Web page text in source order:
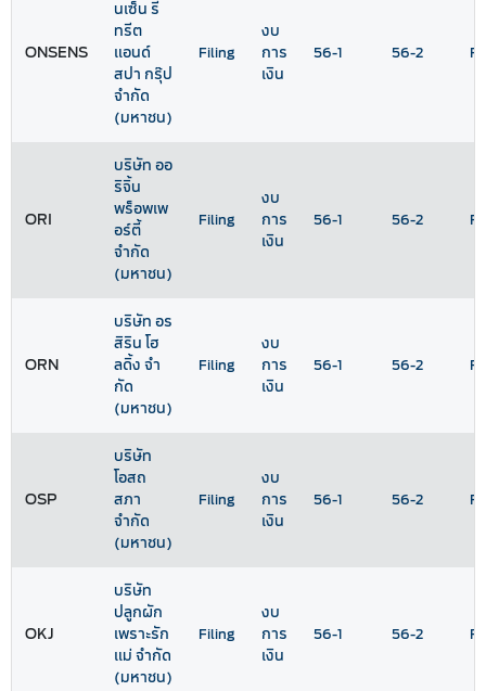
ONSENS
นเซ็น รี
ทรีต
แอนด์
สปา กรุ๊ป
จำกัด
(มหาชน)
Filing
งบ
การ
เงิน
56-1 56-2
ORI
บริษัท ออ
ริจิ้น
พร็อพเพ
อร์ตี้
จำกัด
(มหาชน)
Filing
งบ
การ
เงิน
56-1 56-2
ORN
บริษัท อร
สิริน โฮ
ลดิ้ง จํา
กัด
(มหาชน)
Filing
งบ
การ
เงิน
56-1 56-2
OSP
บริษัท
โอสถ
สภา
จำกัด
(มหาชน)
Filing
งบ
การ
เงิน
56-1 56-2
OKJ
บริษัท
ปลูกผัก
เพราะรัก
แม่ จำกัด
(มหาชน)
Filing
งบ
การ
เงิน
56-1 56-2